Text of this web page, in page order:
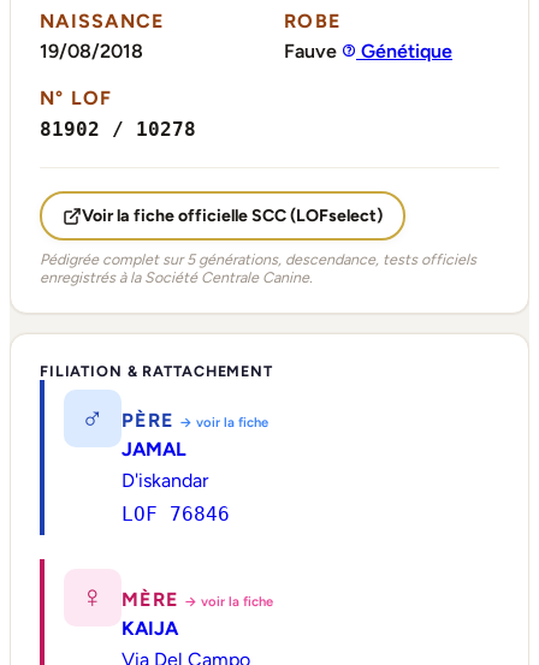
NAISSANCE
19/08/2018
ROBE
Fauve
Génétique
N° LOF
81902 / 10278
Voir la fiche officielle SCC (LOFselect)
Pédigrée complet sur 5 générations, descendance, tests officiels
enregistrés à la Société Centrale Canine.
FILIATION & RATTACHEMENT
♂ PÈRE → voir la fiche
JAMAL
D'iskandar
LOF 76846
♀ MÈRE → voir la fiche
KAIJA
Via Del Campo